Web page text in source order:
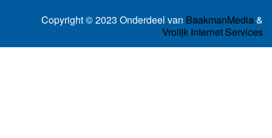
Copyright © 2023 Onderdeel van BaakmanMedia&
Vrolijk Internet Services